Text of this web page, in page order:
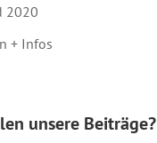
2020
+ Infos
unsere Beiträge?